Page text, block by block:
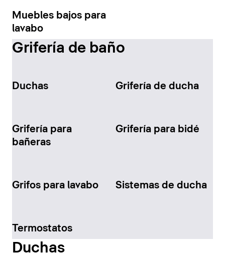
Muebles bajos para
lavabo
Grifería de baño
Duchas Grifería de ducha
Grifería para
bañeras
Grifería para bidé
Grifos para lavabo Sistemas de ducha
Termostatos
Duchas